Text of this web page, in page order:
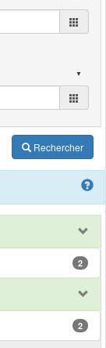
Rechercher
2
2